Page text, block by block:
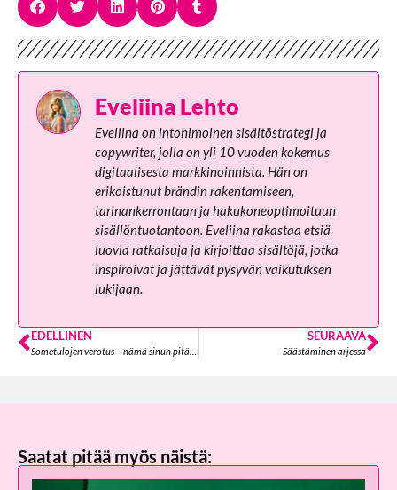
Eveliina Lehto
Eveliina on intohimoinen sisältöstrategi ja
copywriter, jolla on yli 10 vuoden kokemus
digitaalisesta markkinoinnista. Hän on
erikoistunut brändin rakentamiseen,
tarinankerrontaan ja hakukoneoptimoituun
sisällöntuotantoon. Eveliina rakastaa etsiä
luovia ratkaisuja ja kirjoittaa sisältöjä, jotka
inspiroivat ja jättävät pysyvän vaikutuksen
lukijaan.
EDELLINEN SEURAAVA
Säästäminen arjessa
Saatat pitää myös näistä: